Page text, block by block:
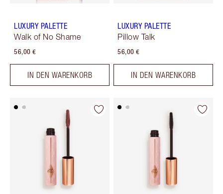
LUXURY PALETTE
Walk of No Shame
56,00 €
IN DEN WARENKORB
LUXURY PALETTE
Pillow Talk
56,00 €
IN DEN WARENKORB